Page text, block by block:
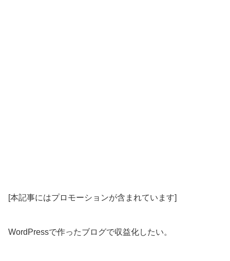
[本記事にはプロモーションが含まれています]
WordPressで作ったブログで収益化したい。